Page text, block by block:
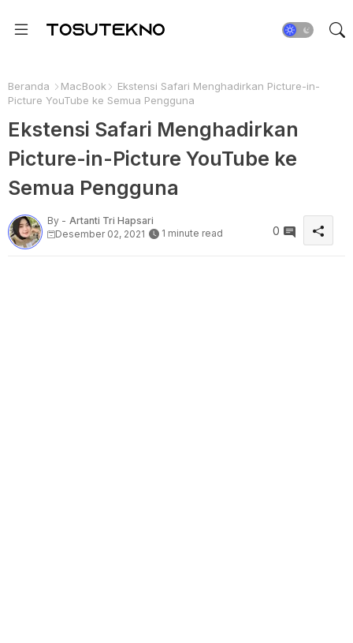
Beranda MacBook
Ekstensi Safari Menghadirkan Picture-in-
Picture YouTube ke Semua Pengguna
Ekstensi Safari Menghadirkan
Picture-in-Picture YouTube ke
Semua Pengguna
By - Artanti Tri Hapsari
Desember 02, 2021
1 minute read 0